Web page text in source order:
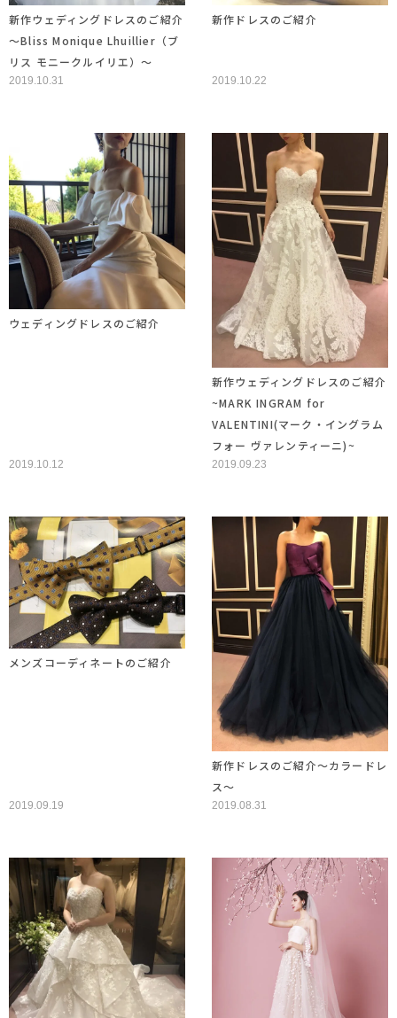
新作ウェディングドレスのご紹介
～Bliss Monique Lhuillier（ブ
リス モニークルイリエ）～
2019.10.31
新作ドレスのご紹介
2019.10.22
ウェディングドレスのご紹介
2019.10.12
新作ウェディングドレスのご紹介
~MARK INGRAM for
VALENTINI(マーク・イングラム
フォー ヴァレンティーニ)~
2019.09.23
メンズコーディネートのご紹介
2019.09.19
新作ドレスのご紹介～カラードレ
ス～
2019.08.31